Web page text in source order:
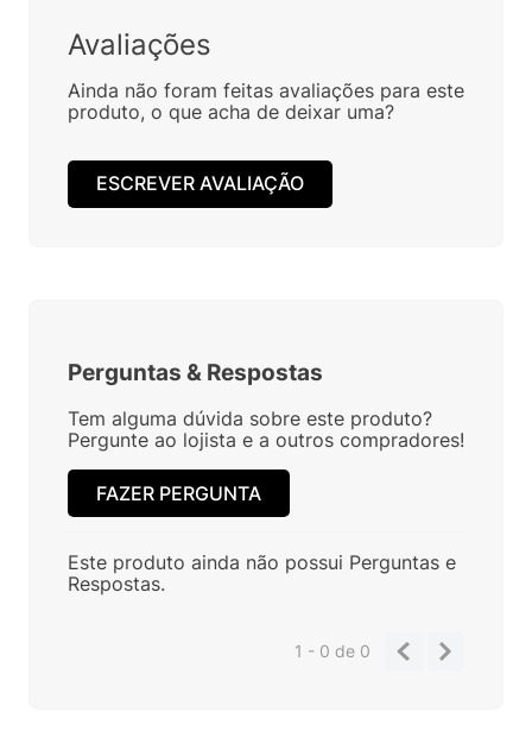
Avaliações
Ainda não foram feitas avaliações para este
produto, o que acha de deixar uma?
ESCREVER AVALIAÇÃO
Perguntas & Respostas
Tem alguma dúvida sobre este produto?
Pergunte ao lojista e a outros compradores!
FAZER PERGUNTA
Este produto ainda não possui Perguntas e
Respostas.
1 - 0de 0